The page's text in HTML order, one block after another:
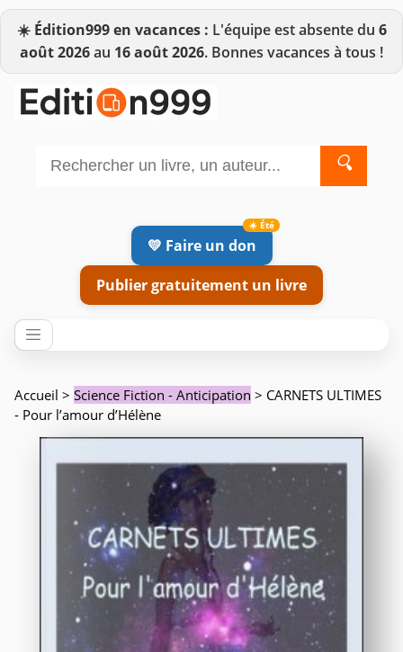
☀️ Édition999 en vacances : L'équipe est absente du 6
août 2026au 16 août 2026. Bonnes vacances à tous !
🔍
💛 Faire un don
Publier gratuitement un livre
Accueil > Science Fiction - Anticipation > CARNETS ULTIMES
- Pour l’amour d’Hélène